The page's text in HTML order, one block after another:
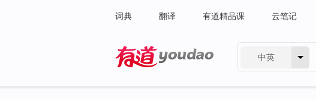
词典 翻译 有道精品课 云笔记
中英